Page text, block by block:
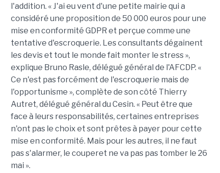
l'addition. « J'ai eu vent d'une petite mairie qui a
considéré une proposition de 50 000 euros pour une
mise en conformité GDPR et perçue comme une
tentative d'escroquerie. Les consultants dégainent
les devis et tout le monde fait monter le stress »,
explique Bruno Rasle, délégué général de l'AFCDP. «
Ce n'est pas forcément de l'escroquerie mais de
l'opportunisme », complète de son côté Thierry
Autret, délégué général du Cesin. « Peut être que
face à leurs responsabilités, certaines entreprises
n'ont pas le choix et sont prêtes à payer pour cette
mise en conformité. Mais pour les autres, il ne faut
pas s'alarmer, le couperet ne va pas pas tomber le 26
mai ».